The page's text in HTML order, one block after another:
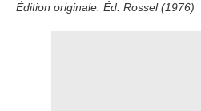
Édition originale: Éd. Rossel (1976)